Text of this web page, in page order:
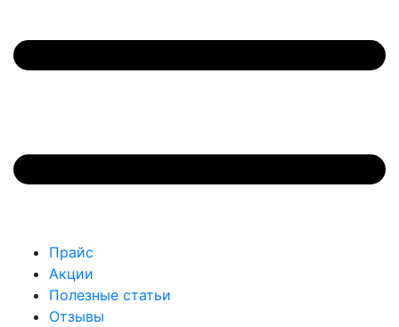
Прайс
Акции
Полезные статьи
Отзывы